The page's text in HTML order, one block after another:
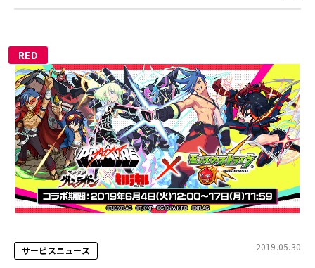
RED
サービスニュース 2019.05.30